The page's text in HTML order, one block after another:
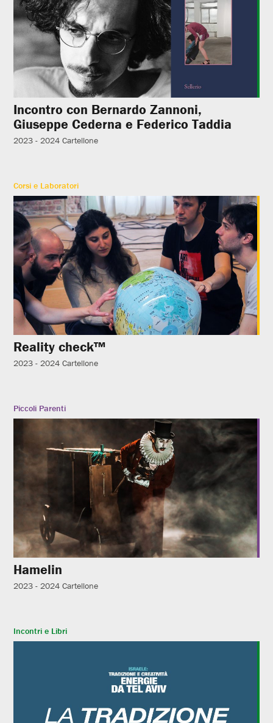
Incontro con Bernardo Zannoni,
Giuseppe Cederna e Federico Taddia
2023 - 2024 Cartellone
Corsi e Laboratori
Reality check™
2023 - 2024 Cartellone
Piccoli Parenti
Hamelin
2023 - 2024 Cartellone
Incontri e Libri